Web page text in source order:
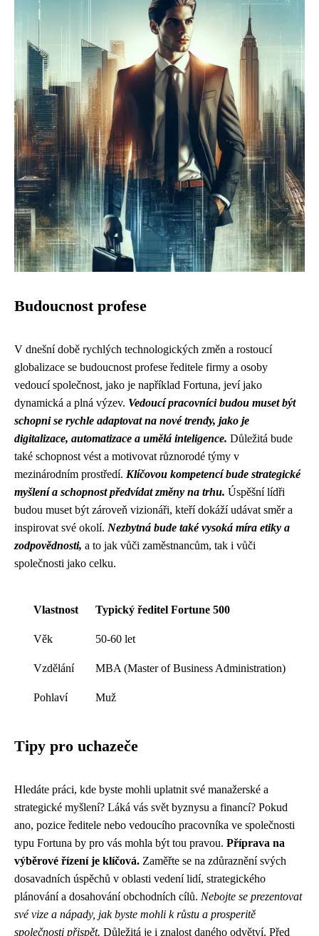
Budoucnost profese
V dnešní době rychlých technologických změn a rostoucí
globalizace se budoucnost profese ředitele firmy a osoby
vedoucí společnost, jako je například Fortuna, jeví jako
dynamická a plná výzev. Vedoucí pracovníci budou muset být
schopni se rychle adaptovat na nové trendy, jako je
digitalizace, automatizace a umělá inteligence. Důležitá bude
také schopnost vést a motivovat různorodé týmy v
mezinárodním prostředí. Klíčovou kompetencí bude strategické
myšlení a schopnost předvídat změny na trhu. Úspěšní lídři
budou muset být zároveň vizionáři, kteří dokáží udávat směr a
inspirovat své okolí. Nezbytná bude také vysoká míra etiky a
zodpovědnosti, a to jak vůči zaměstnancům, tak i vůči
společnosti jako celku.
Vlastnost Typický ředitel Fortune 500
Věk 50-60 let
Vzdělání MBA (Master of Business Administration)
Pohlaví Muž
Tipy pro uchazeče
Hledáte práci, kde byste mohli uplatnit své manažerské a
strategické myšlení? Láká vás svět byznysu a financí? Pokud
ano, pozice ředitele nebo vedoucího pracovníka ve společnosti
typu Fortuna by pro vás mohla být tou pravou. Příprava na
výběrové řízení je klíčová. Zaměřte se na zdůraznění svých
dosavadních úspěchů v oblasti vedení lidí, strategického
plánování a dosahování obchodních cílů. Nebojte se prezentovat
své vize a nápady, jak byste mohli k růstu a prosperitě
společnosti přispět. Důležitá je i znalost daného odvětví. Před